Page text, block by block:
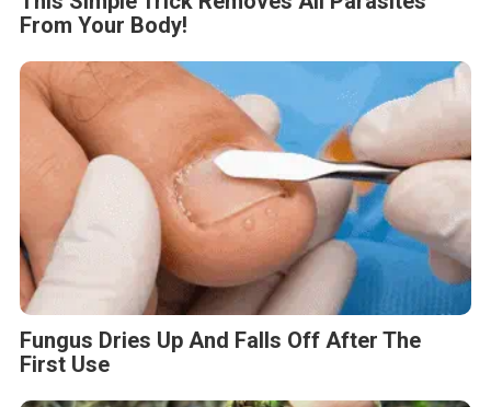
From Your Body!
Fungus Dries Up And Falls Off After The
First Use